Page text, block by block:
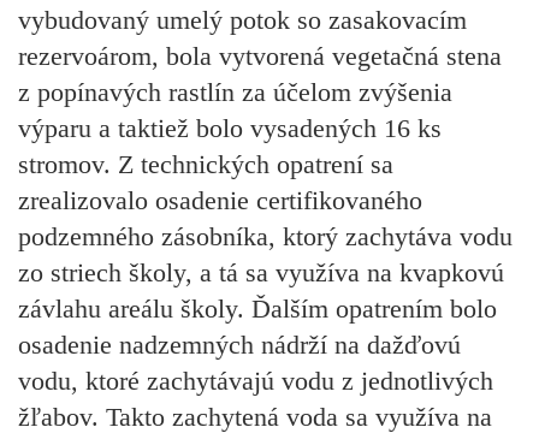
vybudovaný umelý potok so zasakovacím
rezervoárom, bola vytvorená vegetačná stena
z popínavých rastlín za účelom zvýšenia
výparu a taktiež bolo vysadených 16 ks
stromov. Z technických opatrení sa
zrealizovalo osadenie certifikovaného
podzemného zásobníka, ktorý zachytáva vodu
zo striech školy, a tá sa využíva na kvapkovú
závlahu areálu školy. Ďalším opatrením bolo
osadenie nadzemných nádrží na dažďovú
vodu, ktoré zachytávajú vodu z jednotlivých
žľabov. Takto zachytená voda sa využíva na